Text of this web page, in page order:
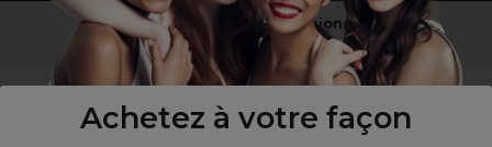
Achetez à votre façon
Vous n’êtes pas un professionnel ?
Visitez notre site pourles particuliers !